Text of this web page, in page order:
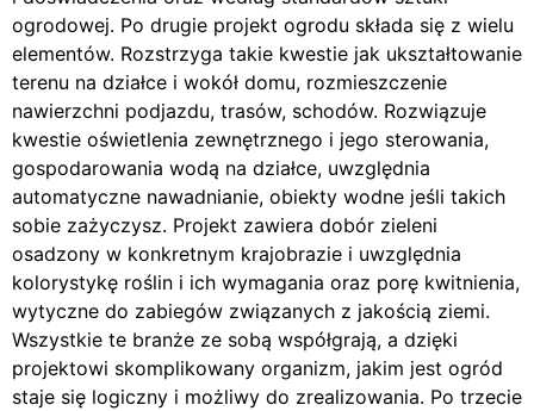
ogrodowej. Po drugie projekt ogrodu składa się z wielu
elementów. Rozstrzyga takie kwestie jak ukształtowanie
terenu na działce i wokół domu, rozmieszczenie
nawierzchni podjazdu, trasów, schodów. Rozwiązuje
kwestie oświetlenia zewnętrznego i jego sterowania,
gospodarowania wodą na działce, uwzględnia
automatyczne nawadnianie, obiekty wodne jeśli takich
sobie zażyczysz. Projekt zawiera dobór zieleni
osadzony w konkretnym krajobrazie i uwzględnia
kolorystykę roślin i ich wymagania oraz porę kwitnienia,
wytyczne do zabiegów związanych z jakością ziemi.
Wszystkie te branże ze sobą współgrają, a dzięki
projektowi skomplikowany organizm, jakim jest ogród
staje się logiczny i możliwy do zrealizowania. Po trzecie